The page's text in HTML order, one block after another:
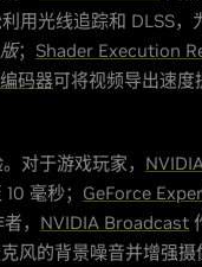
用光线追踪和 DLSS，
； Shader Execution
码器可将视频导出速度
对于游戏玩家，
毫秒； GeForce
， NVIDIA Broadcast
风的背景噪音并增强